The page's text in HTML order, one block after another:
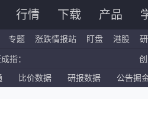
行情 下载 产品
专题 涨跌情报站 盯盘 港股
指： 创
数：比价数据 研报数据 公告掘